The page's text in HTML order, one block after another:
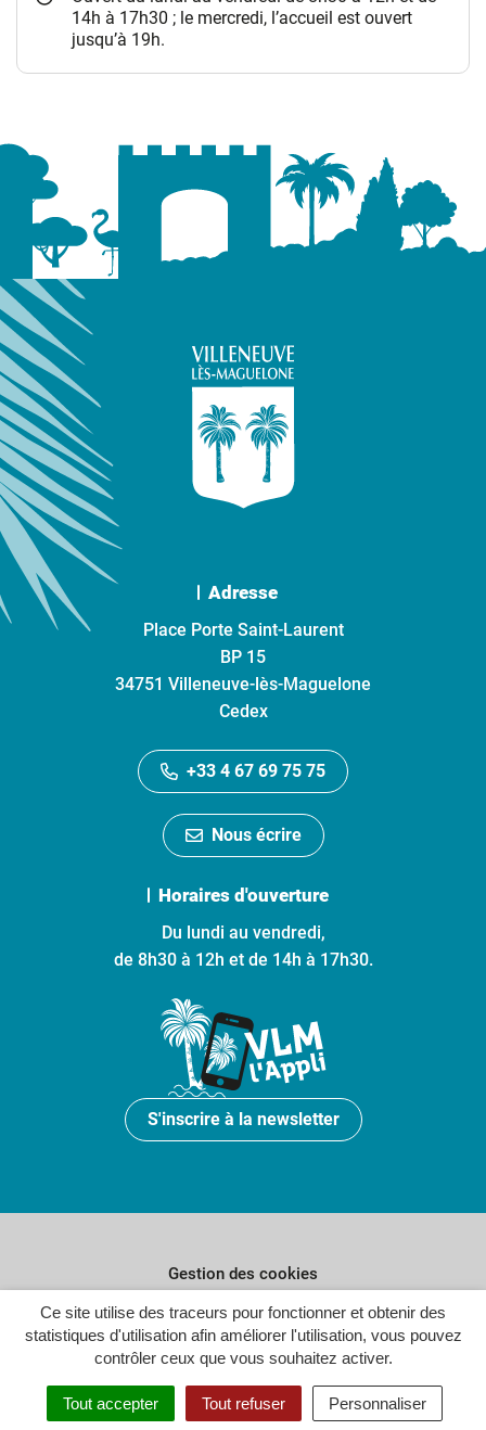
Ce site utilise des traceurs pour fonctionner et obtenir des
statistiques d'utilisation afin améliorer l'utilisation, vous pouvez
contrôler ceux que vous souhaitez activer.
Tout accepter Tout refuser Personnaliser
14h à 17h30 ; le mercredi, l’accueil est ouvert
jusqu’à 19h.
Adresse
Place Porte Saint-Laurent
BP 15
34751 Villeneuve-lès-Maguelone
Cedex
+33 4 67 69 75 75
Nous écrire
Horaires d'ouverture
Du lundi au vendredi,
de 8h30 à 12h et de 14h à 17h30.
S'inscrire à la newsletter
Gestion des cookies
Plan du site
Politique de confidentialité
Crédits